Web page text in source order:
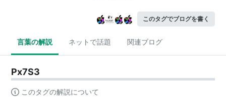
このタグでブログを書く
言葉の解説 ネットで話題 関連ブログ
Px7S3
このタグの解説について